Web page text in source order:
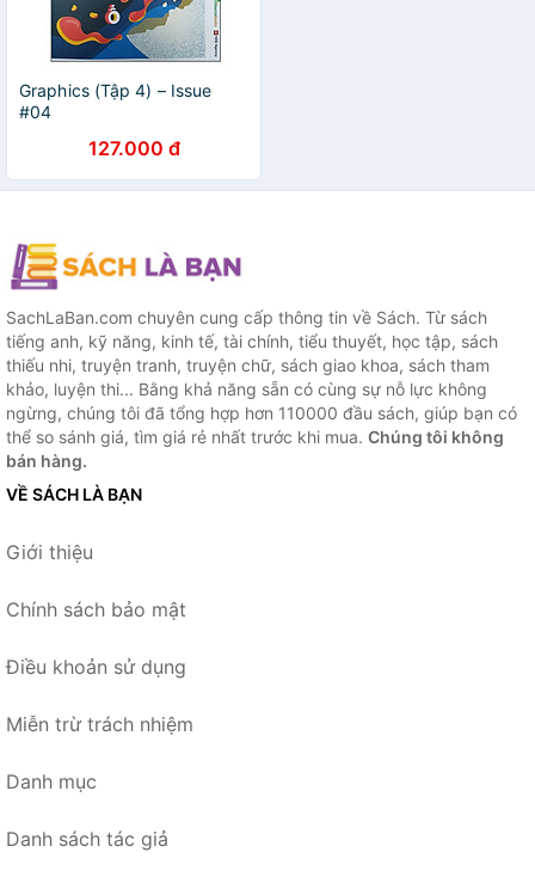
Graphics (Tập 4) – Issue
#04
127.000 đ
SachLaBan.com chuyên cung cấp thông tin về Sách. Từ sách
tiếng anh, kỹ năng, kinh tế, tài chính, tiểu thuyết, học tập, sách
thiếu nhi, truyện tranh, truyện chữ, sách giao khoa, sách tham
khảo, luyện thi... Bằng khả năng sẵn có cùng sự nỗ lực không
ngừng, chúng tôi đã tổng hợp hơn 110000 đầu sách, giúp bạn có
thể so sánh giá, tìm giá rẻ nhất trước khi mua. Chúng tôi không
bán hàng.
VỀ SÁCH LÀ BẠN
Giới thiệu
Chính sách bảo mật
Điều khoản sử dụng
Miễn trừ trách nhiệm
Danh mục
Danh sách tác giả